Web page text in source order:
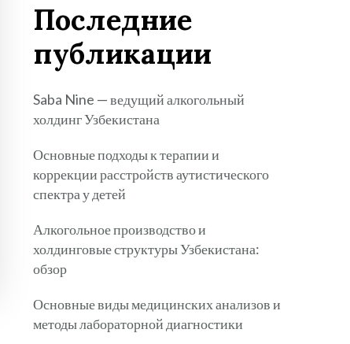
Последние
публикации
Saba Nine — ведущий алкогольный
холдинг Узбекистана
Основные подходы к терапии и
коррекции расстройств аутистического
спектра у детей
Алкогольное производство и
холдинговые структуры Узбекистана:
обзор
Основные виды медицинских анализов и
методы лабораторной диагностики